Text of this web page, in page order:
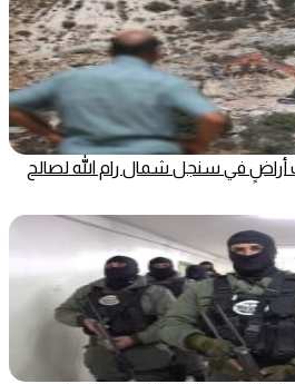
أراضٍ في سنجل شمال رام الله لصالح